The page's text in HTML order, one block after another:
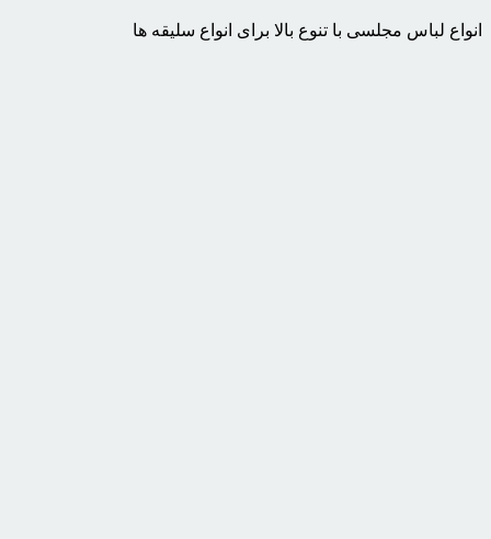
انواع لباس مجلسی با تنوع بالا برای انواع سلیقه ها